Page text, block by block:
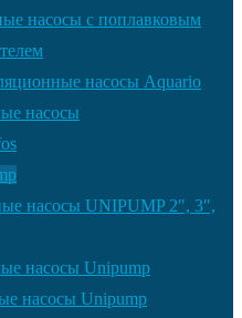
насосы с поплавковым
насосы Aquario
насосы
насосы UNIPUMP 2″, 3″,
насосы Unipump
насосы Unipump